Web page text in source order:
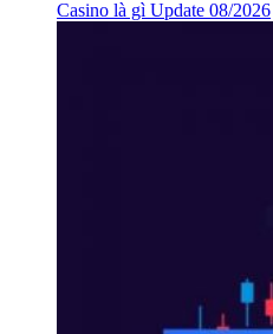
Casino là gì Update 08/2026